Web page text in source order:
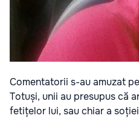
Comentatorii s-au amuzat
Totuși, unii au presupus că
fetițelor lui, sau chiar a